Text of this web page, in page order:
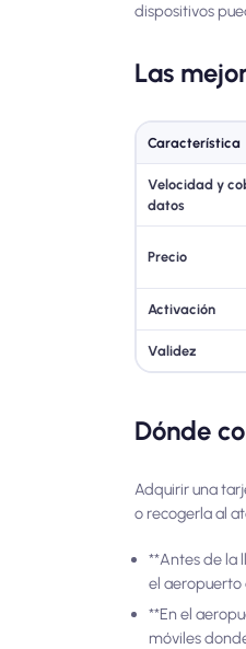
dispositivos
Las
Característica
Velocidad y
datos
Precio
Activación
Validez
Dónde
Adquirir una
o recogerla al
**Antes de la
el aeropuerto
**En el
móviles